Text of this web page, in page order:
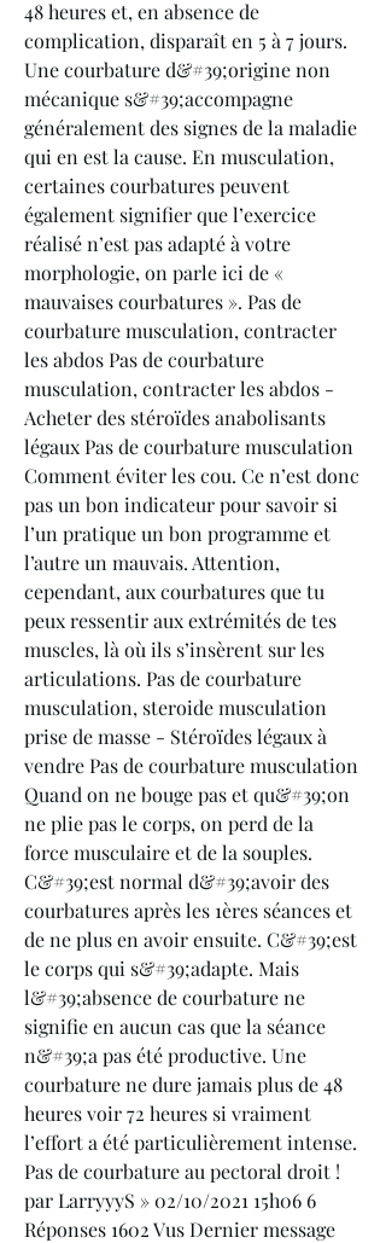
48 heures et, en absence de
complication, disparaît en 5 à 7 jours.
Une courbature d&#39;origine non
mécanique s&#39;accompagne
généralement des signes de la maladie
qui en est la cause. En musculation,
certaines courbatures peuvent
également signifier que l’exercice
réalisé n’est pas adapté à votre
morphologie, on parle ici de «
mauvaises courbatures ». Pas de
courbature musculation, contracter
les abdos Pas de courbature
musculation, contracter les abdos -
Acheter des stéroïdes anabolisants
légaux Pas de courbature musculation
Comment éviter les cou. Ce n’est donc
pas un bon indicateur pour savoir si
l’un pratique un bon programme et
l’autre un mauvais. Attention,
cependant, aux courbatures que tu
peux ressentir aux extrémités de tes
muscles, là où ils s’insèrent sur les
articulations. Pas de courbature
musculation, steroide musculation
prise de masse - Stéroïdes légaux à
vendre Pas de courbature musculation
Quand on ne bouge pas et qu&#39;on
ne plie pas le corps, on perd de la
force musculaire et de la souples.
C&#39;est normal d&#39;avoir des
courbatures après les 1ères séances et
de ne plus en avoir ensuite. C&#39;est
le corps qui s&#39;adapte. Mais
l&#39;absence de courbature ne
signifie en aucun cas que la séance
n&#39;a pas été productive. Une
courbature ne dure jamais plus de 48
heures voir 72 heures si vraiment
l’effort a été particulièrement intense.
Pas de courbature au pectoral droit !
par LarryyyS » 02/10/2021 15h06 6
Réponses 1602 Vus Dernier message